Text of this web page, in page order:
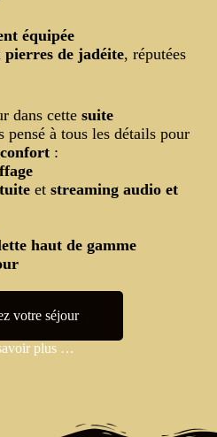
équipée
pierres de jadéite, réputées
dans cette suite
pensé à tous les détails pour
confort:
et streaming audio et
haut de gamme
votre séjour
plus …